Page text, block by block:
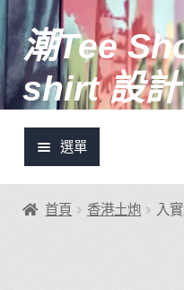
跳
至
導
覽
跳
至
主
要
容
潮Tee
shirt 設計
選單
首頁 香港土炮 入